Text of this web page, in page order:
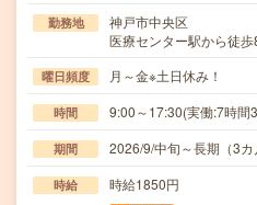
勤務地
神戸市中央区
医療センター駅から徒
曜日頻度 月～金※土日休み！
時間 9:00～17:30(実働:7時
期間 2026/9/中旬～長期（3
時給 時給1850円